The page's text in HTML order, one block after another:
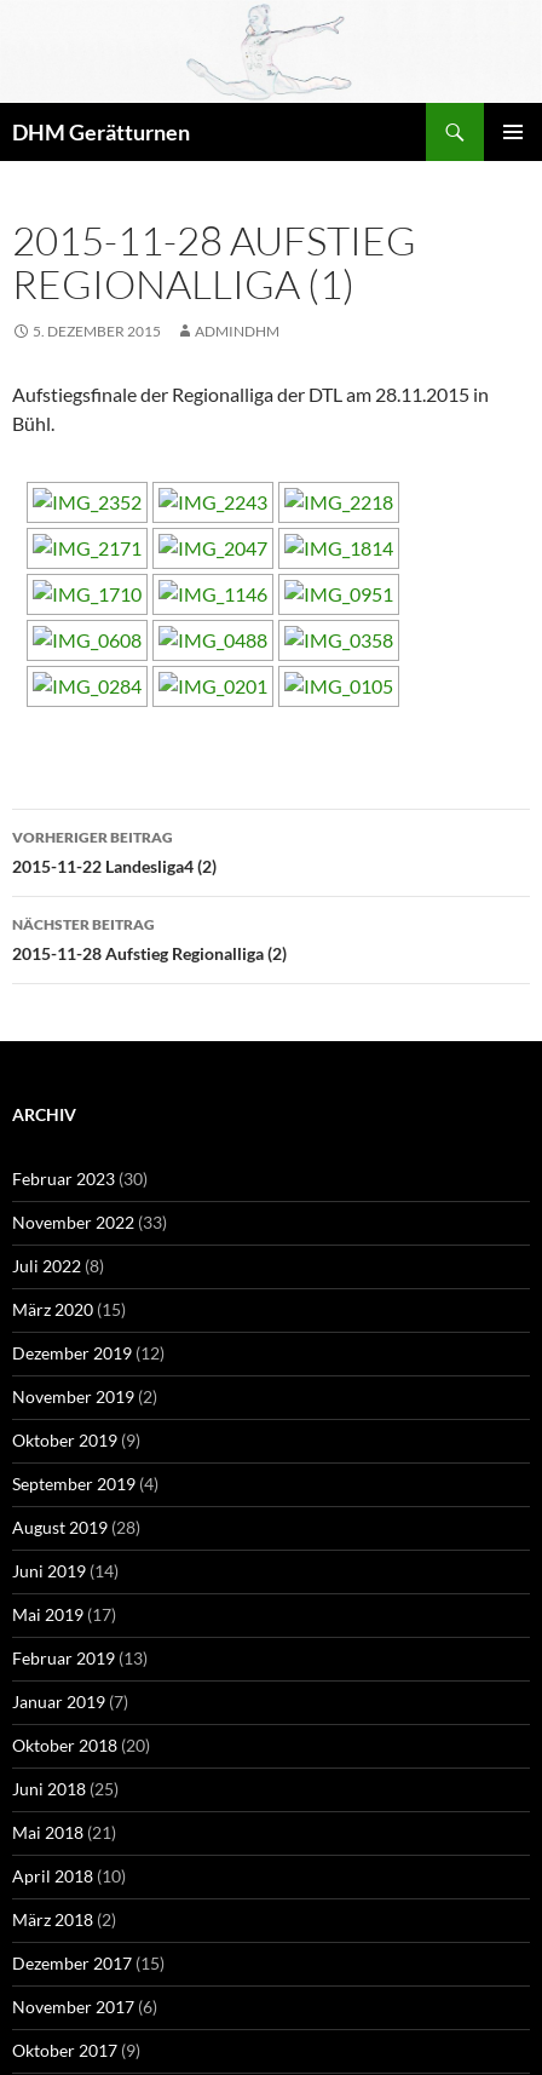
DHM Gerätturnen
2015-11-28 AUFSTIEG
REGIONALLIGA (1)
5. DEZEMBER 2015 ADMINDHM
Aufstiegsfinale der Regionalliga der DTL am 28.11.2015 in
Bühl.
Beitragsnavigation
VORHERIGER BEITRAG
2015-11-22 Landesliga4 (2)
NÄCHSTER BEITRAG
2015-11-28 Aufstieg Regionalliga (2)
ARCHIV
Februar 2023 (30)
November 2022 (33)
Juli 2022 (8)
März 2020 (15)
Dezember 2019 (12)
November 2019 (2)
Oktober 2019 (9)
September 2019 (4)
August 2019 (28)
Juni 2019 (14)
Mai 2019 (17)
Februar 2019 (13)
Januar 2019 (7)
Oktober 2018 (20)
Juni 2018 (25)
Mai 2018 (21)
April 2018 (10)
März 2018 (2)
Dezember 2017 (15)
November 2017 (6)
Oktober 2017 (9)